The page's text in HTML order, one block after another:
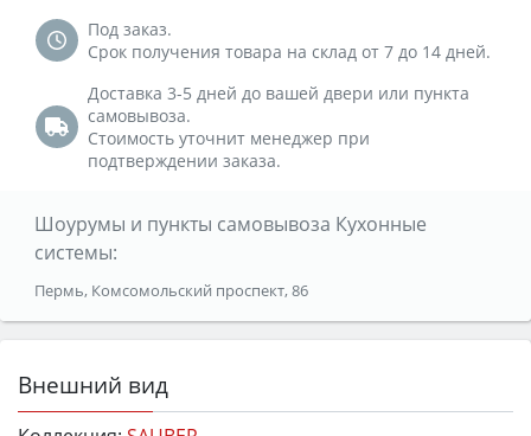
Под заказ.
Срок получения товара на склад от 7 до 14 дней.
Доставка 3-5 дней до вашей двери или пункта
самовывоза.
Стоимость уточнит менеджер при
подтверждении заказа.
Шоурумы и пункты самовывоза Кухонные
системы:
Пермь, Комсомольский проспект, 86
Внешний вид